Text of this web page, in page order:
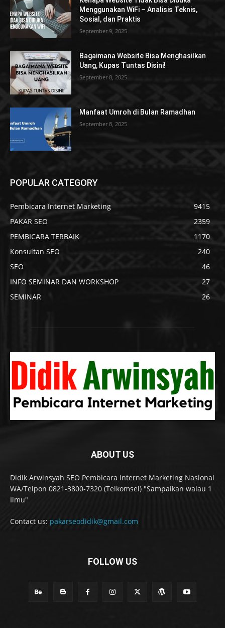
Menggunakan WiFi – Analisis Teknis,
Sosial, dan Praktis
September 9, 2025
Bagaimana Website Bisa Menghasilkan
Uang, Kupas Tuntas Disini!
September 8, 2025
Manfaat Umroh di Bulan Ramadhan
September 8, 2025
POPULAR CATEGORY
Pembicara Internet Marketing
9415
PAKAR SEO
2359
PEMBICARA TERBAIK
1170
Konsultan SEO
240
SEO
46
INFO SEMINAR DAN WORKSHOP
27
SEMINAR
26
ABOUT US
Didik Arwinsyah SEO Pembicara Internet Marketing Nasional
WA/Telpon 0821-3800-7320 (Telkomsel) "Sampaikan walau 1
Ilmu"
Contact us: pakarseodidik@gmail.com
FOLLOW US